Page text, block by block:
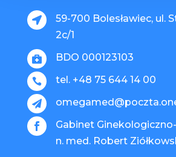

59-700 Bolesławiec, ul.
2c/1
 BDO 000123103
 tel. +48 75 644 14 00


Gabinet
n. med. Robert